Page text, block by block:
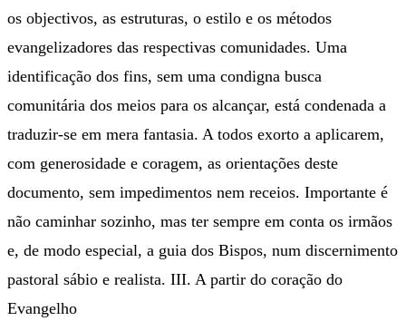
os objectivos, as estruturas, o estilo e os métodos
evangelizadores das respectivas comunidades. Uma
identificação dos fins, sem uma condigna busca
comunitária dos meios para os alcançar, está condenada a
traduzir-se em mera fantasia. A todos exorto a aplicarem,
com generosidade e coragem, as orientações deste
documento, sem impedimentos nem receios. Importante é
não caminhar sozinho, mas ter sempre em conta os irmãos
e, de modo especial, a guia dos Bispos, num discernimento
pastoral sábio e realista. III. A partir do coração do
Evangelho